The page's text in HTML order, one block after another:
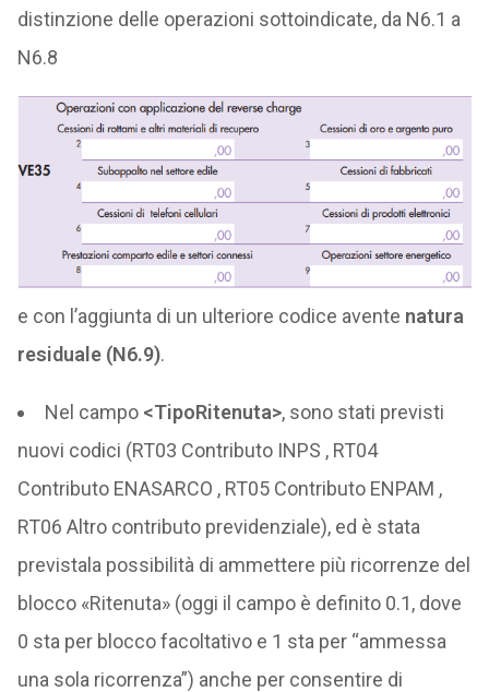
distinzione delle operazioni sottoindicate, da N6.1 a
N6.8
e con l’aggiunta di un ulteriore codice avente natura
residuale (N6.9).
Nel campo <TipoRitenuta>, sono stati previsti
nuovi codici (RT03 Contributo INPS , RT04
Contributo ENASARCO , RT05 Contributo ENPAM ,
RT06 Altro contributo previdenziale), ed è stata
previstala possibilità di ammettere più ricorrenze del
blocco «Ritenuta» (oggi il campo è definito 0.1, dove
0 sta per blocco facoltativo e 1 sta per “ammessa
una sola ricorrenza”) anche per consentire di